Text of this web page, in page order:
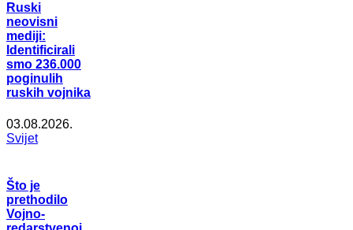
Ruski
neovisni
mediji:
Identificirali
smo 236.000
poginulih
ruskih vojnika
03.08.2026.
Svijet
Što je
prethodilo
Vojno-